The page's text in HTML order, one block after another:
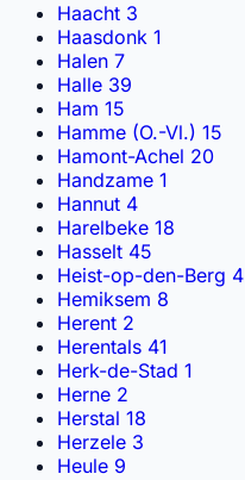
Haacht 3
Haasdonk 1
Halen 7
Halle 39
Ham 15
Hamme (O.-Vl.) 15
Hamont-Achel 20
Handzame 1
Hannut 4
Harelbeke 18
Hasselt 45
Heist-op-den-Berg 4
Hemiksem 8
Herent 2
Herentals 41
Herk-de-Stad 1
Herne 2
Herstal 18
Herzele 3
Heule 9